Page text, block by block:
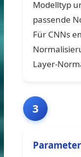
Modelltyp
passende
Für CNNs
Layer-
3